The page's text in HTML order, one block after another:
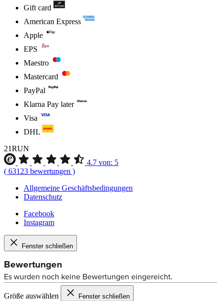
Gift card
American Express
Apple
EPS
Maestro
Mastercard
PayPal
Klarna Pay later
Visa
DHL
21RUN
4.7 von: 5
( 63123 bewertungen )
Allgemeine Geschäftsbedingungen
Datenschutz
Facebook
Instagram
Fenster schließen
Größe auswählen Fenster schließen